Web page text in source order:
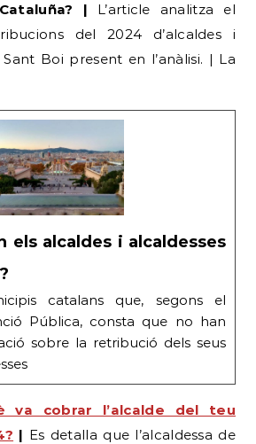
| L’article analitza el
del 2024 d’alcaldes i
Boi present en l’anàlisi. | La
els alcaldes i alcaldesses
catalans que, segons el
Pública, consta que no han
sobre la retribució dels seus
va cobrar l’alcalde del teu
| Es detalla que l’alcaldessa de